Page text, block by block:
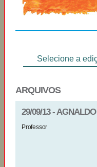
Selecione a
ARQUIVOS
29/09/13 -
Professor